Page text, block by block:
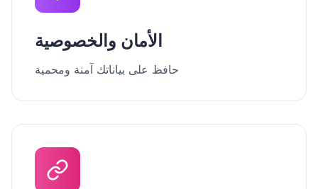
الأمان والخصوصية
حافظ على بياناتك آمنة ومحمية